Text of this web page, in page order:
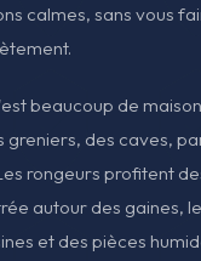
calmes, sans vous
beaucoup de
greniers, des caves,
rongeurs profitent
autour des gaines,
et des pièces